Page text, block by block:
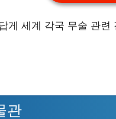
게 세계 각국 무술 관
관